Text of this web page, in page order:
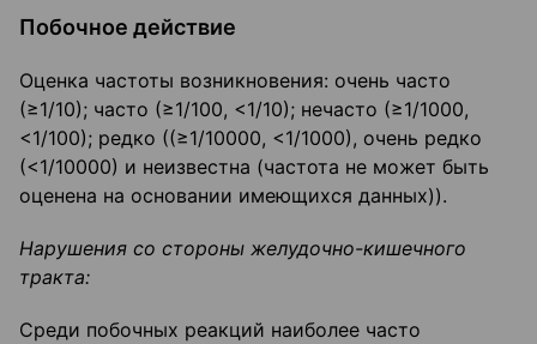
Побочное действие
Оценка частоты возникновения: очень часто
(≥1/10); часто (≥1/100, <1/10); нечасто (≥1/1000,
<1/100); редко ((≥1/10000, <1/1000), очень редко
(<1/10000) и неизвестна (частота не может быть
оценена на основании имеющихся данных)).
Нарушения со стороны желудочно-кишечного
тракта:
Среди побочных реакций наиболее часто